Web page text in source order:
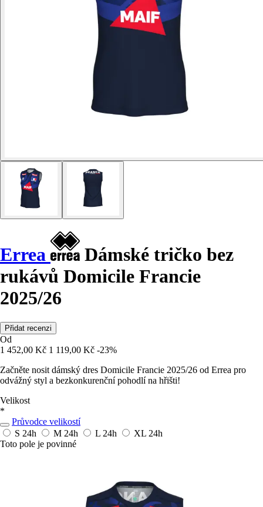
Errea
Dámské tričko bez
rukávů Domicile Francie
2025/26
Přidat recenzi
Od
1 452,00 Kč 1 119,00 Kč -23%
Začněte nosit dámský dres Domicile Francie 2025/26 od Errea pro
odvážný styl a bezkonkurenční pohodlí na hřišti!
Velikost
*
Průvodce velikostí
S 24h M 24h L 24h XL 24h
Toto pole je povinné